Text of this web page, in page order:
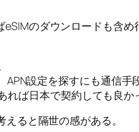
のダウンロードも含
設定を探すにも通信手
ば日本で契約しても良か
ると隔世の感がある。